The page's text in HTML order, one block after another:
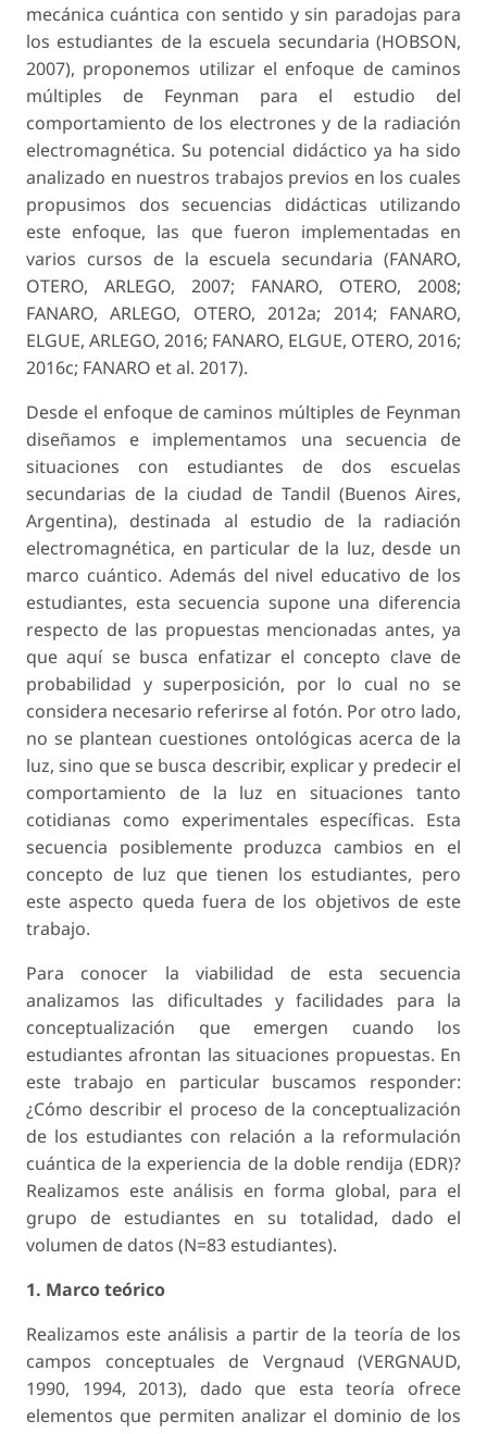
mecánica cuántica con sentido y sin paradojas para
los estudiantes de la escuela secundaria (HOBSON,
2007), proponemos utilizar el enfoque de caminos
múltiples de Feynman para el estudio del
comportamiento de los electrones y de la radiación
electromagnética. Su potencial didáctico ya ha sido
analizado en nuestros trabajos previos en los cuales
propusimos dos secuencias didácticas utilizando
este enfoque, las que fueron implementadas en
varios cursos de la escuela secundaria (FANARO,
OTERO, ARLEGO, 2007; FANARO, OTERO, 2008;
FANARO, ARLEGO, OTERO, 2012a; 2014; FANARO,
ELGUE, ARLEGO, 2016; FANARO, ELGUE, OTERO, 2016;
2016c; FANARO et al. 2017).
Desde el enfoque de caminos múltiples de Feynman
diseñamos e implementamos una secuencia de
situaciones con estudiantes de dos escuelas
secundarias de la ciudad de Tandil (Buenos Aires,
Argentina), destinada al estudio de la radiación
electromagnética, en particular de la luz, desde un
marco cuántico. Además del nivel educativo de los
estudiantes, esta secuencia supone una diferencia
respecto de las propuestas mencionadas antes, ya
que aquí se busca enfatizar el concepto clave de
probabilidad y superposición, por lo cual no se
considera necesario referirse al fotón. Por otro lado,
no se plantean cuestiones ontológicas acerca de la
luz, sino que se busca describir, explicar y predecir el
comportamiento de la luz en situaciones tanto
cotidianas como experimentales específicas. Esta
secuencia posiblemente produzca cambios en el
concepto de luz que tienen los estudiantes, pero
este aspecto queda fuera de los objetivos de este
trabajo.
Para conocer la viabilidad de esta secuencia
analizamos las dificultades y facilidades para la
conceptualización que emergen cuando los
estudiantes afrontan las situaciones propuestas. En
este trabajo en particular buscamos responder:
¿Cómo describir el proceso de la conceptualización
de los estudiantes con relación a la reformulación
cuántica de la experiencia de la doble rendija (EDR)?
Realizamos este análisis en forma global, para el
grupo de estudiantes en su totalidad, dado el
volumen de datos (N=83 estudiantes).
1. Marco teórico
Realizamos este análisis a partir de la teoría de los
campos conceptuales de Vergnaud (VERGNAUD,
1990, 1994, 2013), dado que esta teoría ofrece
elementos que permiten analizar el dominio de los